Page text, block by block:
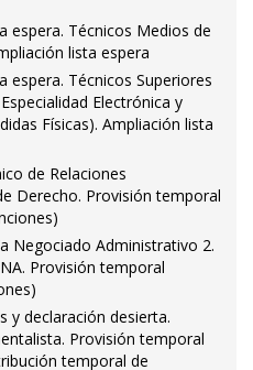
espera. Técnicos Medios de
lista espera
espera. Técnicos Superiores
Electrónica y
Físicas). Ampliación lista
de Relaciones
Derecho. Provisión temporal
Negociado Administrativo 2.
Provisión temporal
y declaración desierta.
Provisión temporal
temporal de